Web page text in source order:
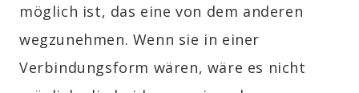
möglich ist, das eine von dem anderen
wegzunehmen. Wenn sie in einer
Verbindungsform wären, wäre es nicht